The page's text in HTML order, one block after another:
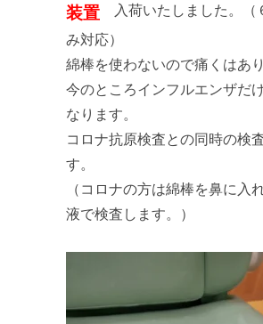
装置 入荷いたしました。（
み対応）
綿棒を使わないので痛くはあ
今のところインフルエンザだ
なります。
コロナ抗原検査との同時の検
す。
（コロナの方は綿棒を鼻に入
液で検査します。）